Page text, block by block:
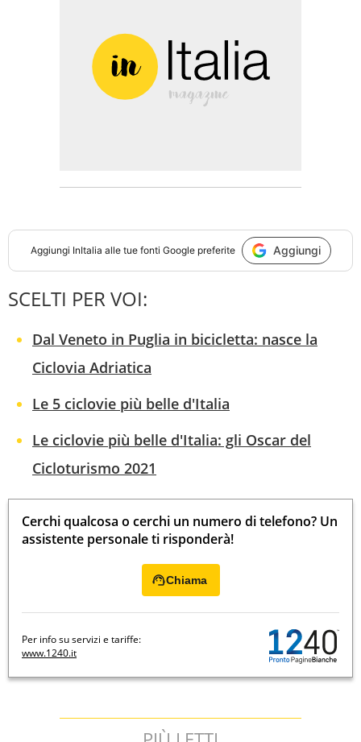
Aggiungi InItalia alle tue fonti Google preferite Aggiungi
SCELTI PER VOI:
Dal Veneto in Puglia in bicicletta: nasce la
Ciclovia Adriatica
Le 5 ciclovie più belle d'Italia
Le ciclovie più belle d'Italia: gli Oscar del
Cicloturismo 2021
Cerchi qualcosa o cerchi un numero di telefono? Un
assistente personale ti risponderà!
Chiama
Per info su servizi e tariffe:
www.1240.it